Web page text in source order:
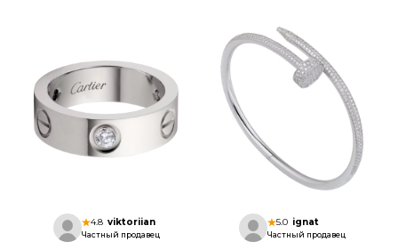
4.8 viktoriian
Частный продавец
5.0 ignat
Частный продавец